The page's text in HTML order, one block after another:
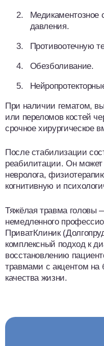
Медикаментозное
давления.
Противоотечную
Обезболивание.
При наличии гематом,
или переломов костей
срочное хирургическое
После стабилизации
реабилитации. Он
невролога,
когнитивную и
Тяжёлая травма головы
немедленного
ПриватКлиник
комплексный подход к
восстановлению
травмами с акцентом на
качества жизни.